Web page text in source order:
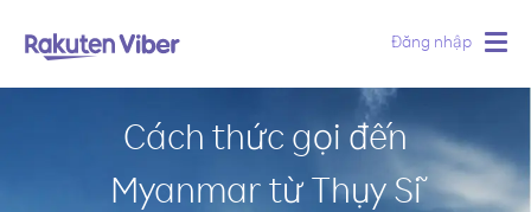
Đăng nhập
Cách thức gọi đến
Myanmar từ Thụy Sĩ